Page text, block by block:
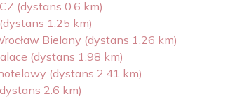
(dystans 0.6 km)
1.25 km)
Bielany (dystans 1.26 km)
(dystans 1.98 km)
(dystans 2.41 km)
2.6 km)